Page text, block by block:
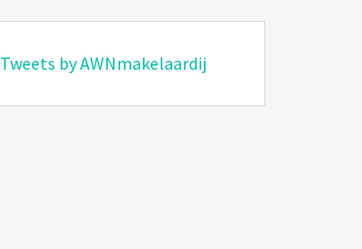
Tweets by AWNmakelaardij